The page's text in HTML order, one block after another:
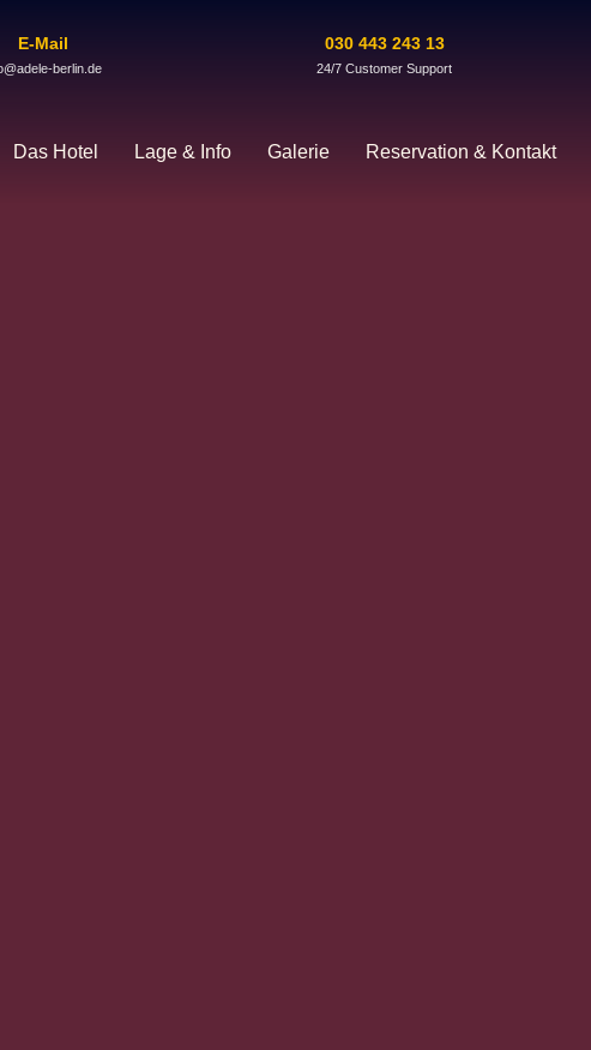
E-Mail
berlin.de
030 443 243 13
24/7 Customer Support
Das Hotel Lage & Info Galerie Reservation & Kontakt